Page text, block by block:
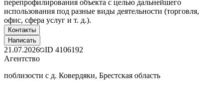
перепрофилирования объекта с целью дальнейшего
использования под разные виды деятельности (торговля,
офис, сфера услуг и т. д.).
Контакты
Написать
21.07.2026 ID 4106192
Агентство
поблизости с д. Ковердяки, Брестская область